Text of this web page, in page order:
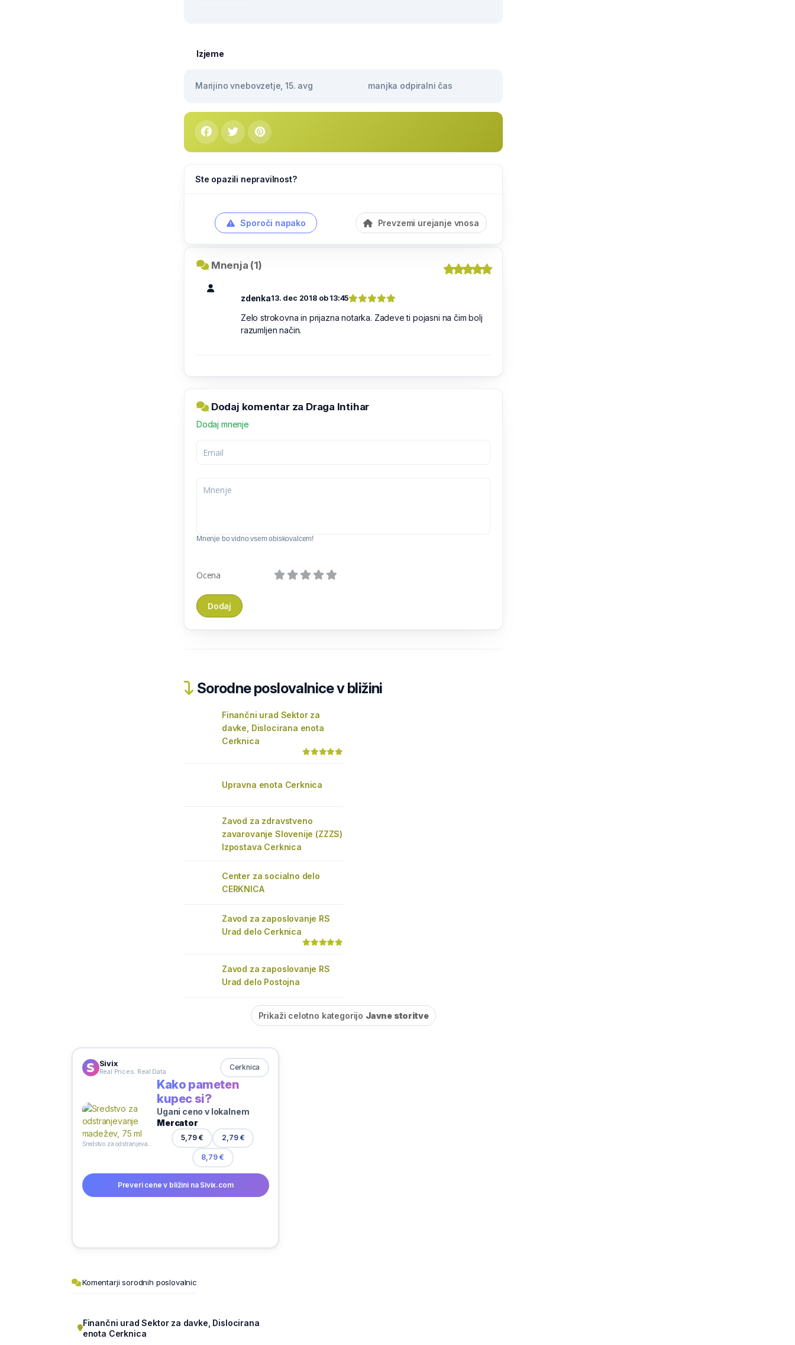
Izjeme
Marijino vnebovzetje, 15. avg manjka odpiralni čas
Ste opazili nepravilnost?
Sporoči napako Prevzemi urejanje vnosa
Mnenja (1)
zdenka13. dec 2018 ob 13:45
Zelo strokovna in prijazna notarka. Zadeve ti pojasni na čim bolj
razumljen način.
Dodaj komentar za Draga Intihar
Dodaj mnenje
Mnenje bo vidno vsem obiskovalcem!
Ocena
Sorodne poslovalnice v bližini
Finančni urad Sektor za
davke, Dislocirana enota
Cerknica
Upravna enota Cerknica
Zavod za zdravstveno
zavarovanje Slovenije (ZZZS)
Izpostava Cerknica
Center za socialno delo
CERKNICA
Zavod za zaposlovanje RS
Urad delo Cerknica
Zavod za zaposlovanje RS
Urad delo Postojna
Prikaži celotno kategorijo Javne storitve
Sivix
Real Prices. Real Data Cerknica
Kako pameten
kupec si?
Ugani ceno v lokalnem
Mercator
5,79 € 2,79 €
8,79 €
Preveri cene v bližini na Sivix.com
Komentarji sorodnih poslovalnic
Finančni urad Sektor za davke, Dislocirana
enota Cerknica